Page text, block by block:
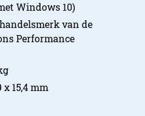
Windows 10)
van de
Performance
x 15,4 mm